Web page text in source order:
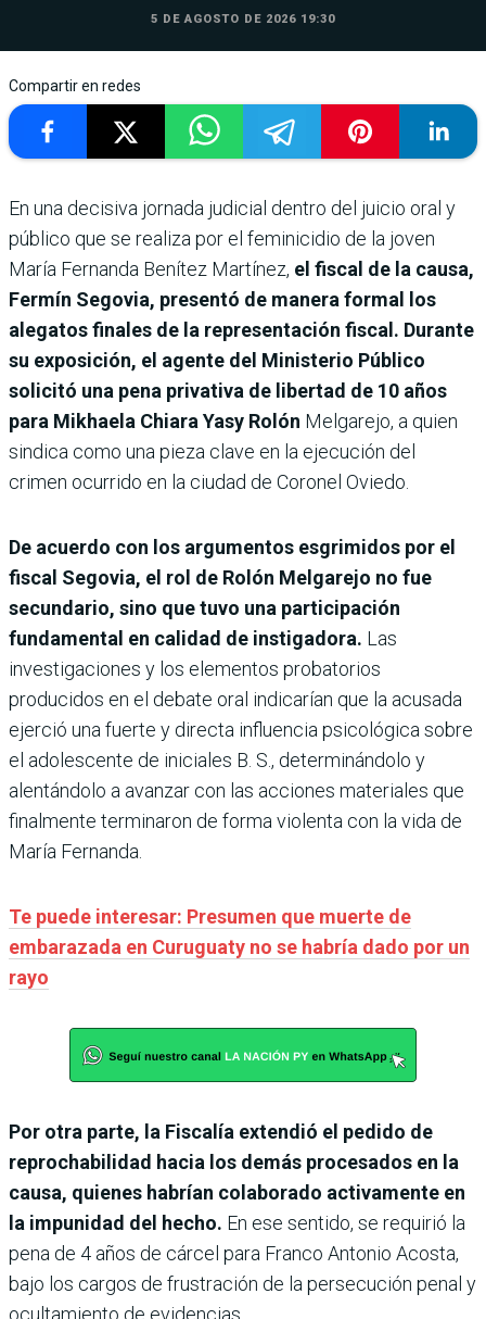
5 DE AGOSTO DE 2026 19:30
Compartir en redes
En una decisiva jornada judicial dentro del juicio oral y
público que se realiza por el feminicidio de la joven
María Fernanda Benítez Martínez, el fiscal de la causa,
Fermín Segovia, presentó de manera formal los
alegatos finales de la representación fiscal. Durante
su exposición, el agente del Ministerio Público
solicitó una pena privativa de libertad de 10 años
para Mikhaela Chiara Yasy Rolón Melgarejo, a quien
sindica como una pieza clave en la ejecución del
crimen ocurrido en la ciudad de Coronel Oviedo.
De acuerdo con los argumentos esgrimidos por el
fiscal Segovia, el rol de Rolón Melgarejo no fue
secundario, sino que tuvo una participación
fundamental en calidad de instigadora. Las
investigaciones y los elementos probatorios
producidos en el debate oral indicarían que la acusada
ejerció una fuerte y directa influencia psicológica sobre
el adolescente de iniciales B. S., determinándolo y
alentándolo a avanzar con las acciones materiales que
finalmente terminaron de forma violenta con la vida de
María Fernanda.
Te puede interesar: Presumen que muerte de
embarazada en Curuguaty no se habría dado por un
rayo
Por otra parte, la Fiscalía extendió el pedido de
reprochabilidad hacia los demás procesados en la
causa, quienes habrían colaborado activamente en
la impunidad del hecho. En ese sentido, se requirió la
pena de 4 años de cárcel para Franco Antonio Acosta,
bajo los cargos de frustración de la persecución penal y